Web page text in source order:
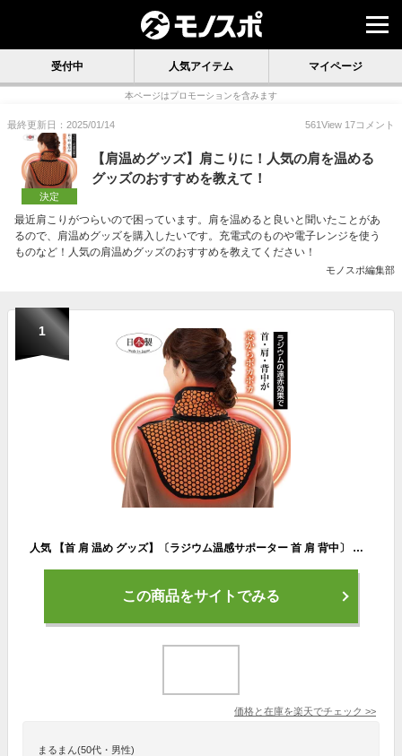
受付中 人気アイテム マイページ
本ページはプロモーションを含みます
最終更新日：2025/01/14 561View 17コメント
決定
【肩温めグッズ】肩こりに！人気の肩を温める
グッズのおすすめを教えて！
最近肩こりがつらいので困っています。肩を温めると良いと聞いたことがあ
るので、肩温めグッズを購入したいです。充電式のものや電子レンジを使う
ものなど！人気の肩温めグッズのおすすめを教えてください！
モノスポ編集部
1
人気 【首 肩 温め グッズ】〔ラジウム温感サポーター 首 肩 背中〕 サポーター ネックウォーマー マッサージ 肩当て 肩あて あったか 暖か 肩こり 日本製 国産 冷え 対策 つけ襟 付け襟 の 傷 隠し エコ 節電 対策 防寒 送料無料 a2
この商品をサイトでみる
価格と在庫を楽天でチェック >>
まるまん(50代・男性)